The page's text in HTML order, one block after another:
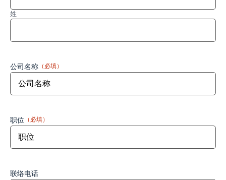
姓
公司名称 （必填）
职位 （必填）
联络电话